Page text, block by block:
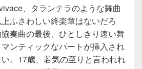
、タランテラのような舞曲
ふさわしい終楽章はないだろ
奏曲の最後、ひとしきり速い舞
ンティックなパートが挿入され
。17歳、若気の至りと言われれ